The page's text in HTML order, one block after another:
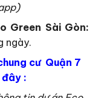
Green Sài Gòn:
ngày.
cư Quận 7
: